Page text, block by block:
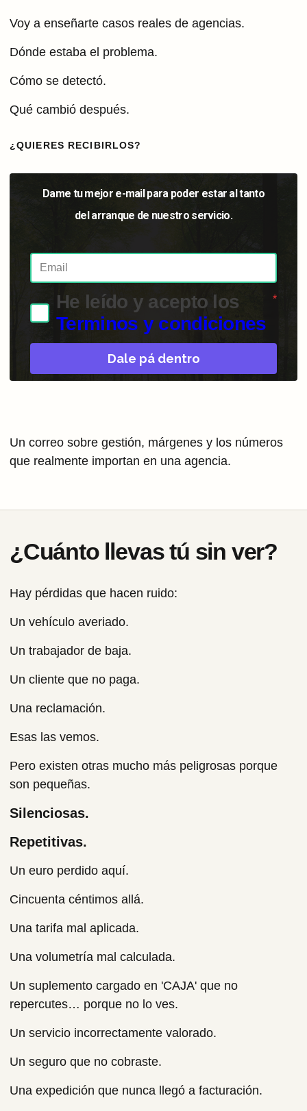
Voy a enseñarte casos reales de agencias.
Dónde estaba el problema.
Cómo se detectó.
Qué cambió después.
¿QUIERES RECIBIRLOS?
Dame tu mejor e-mail para poder estar al tanto
del arranque de nuestro servicio.
He leído y acepto los
Terminos y condiciones
*
Dale pá dentro
Un correo sobre gestión, márgenes y los números
que realmente importan en una agencia.
¿Cuánto llevas tú sin ver?
Hay pérdidas que hacen ruido:
Un vehículo averiado.
Un trabajador de baja.
Un cliente que no paga.
Una reclamación.
Esas las vemos.
Pero existen otras mucho más peligrosas porque
son pequeñas.
Silenciosas.
Repetitivas.
Un euro perdido aquí.
Cincuenta céntimos allá.
Una tarifa mal aplicada.
Una volumetría mal calculada.
Un suplemento cargado en 'CAJA' que no
repercutes… porque no lo ves.
Un servicio incorrectamente valorado.
Un seguro que no cobraste.
Una expedición que nunca llegó a facturación.